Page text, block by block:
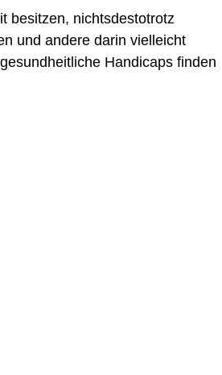
besitzen, nichtsdestotrotz
und andere darin vielleicht
Handicaps finden